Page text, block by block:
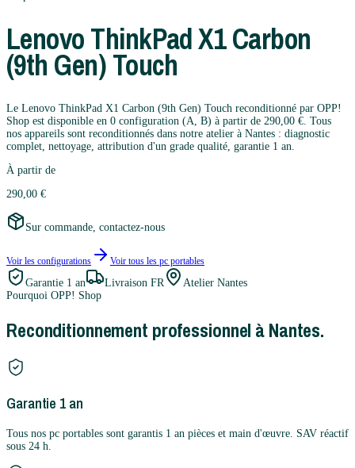
LenovoThinkPad X1 Carbon
(9th Gen) Touch
Le Lenovo ThinkPad X1 Carbon (9th Gen) Touch reconditionné par OPP!
Shop est disponible en 0 configuration (A, B) à partir de 290,00 €. Tous
nos appareils sont reconditionnés dans notre atelier à Nantes : diagnostic
complet, nettoyage, attribution d'un grade qualité, garantie 1 an.
À partir de
290,00 €
Sur commande, contactez-nous
Voir les configurations Voir tous les pc portables
Garantie 1 an Livraison FR
Atelier Nantes
Pourquoi OPP! Shop
Reconditionnement professionnel à Nantes.
Garantie 1 an
Tous nos pc portables sont garantis 1 an pièces et main d'œuvre. SAV réactif
sous 24 h.